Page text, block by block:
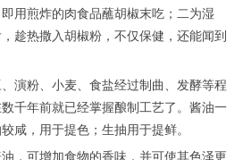
用煎炸的肉食品蘸胡椒末吃；二为湿
趁热撒入胡椒粉，不仅保健，还能闻到
演粉、小麦、食盐经过制曲、发酵等程
千年前就已经掌握酿制工艺了。酱油一
咸，用于提色；生抽用于提鲜。
，可增加食物的香味，并可使其色泽更